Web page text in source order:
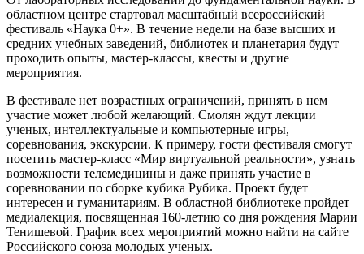
областном центре стартовал масштабный всероссийский
фестиваль «Наука 0+». В течение недели на базе высших и
средних учебных заведений, библиотек и планетария будут
проходить опыты, мастер-классы, квесты и другие
мероприятия.
В фестивале нет возрастных ограничений, принять в нем
участие может любой желающий. Смолян ждут лекции
ученых, интеллектуальные и компьютерные игры,
соревнования, экскурсии. К примеру, гости фестиваля смогут
посетить мастер-класс «Мир виртуальной реальности», узнать
возможности телемедицины и даже принять участие в
соревновании по сборке кубика Рубика. Проект будет
интересен и гуманитариям. В областной библиотеке пройдет
медиалекция, посвященная 160-летию со дня рождения Марии
Тенишевой. График всех мероприятий можно найти на сайте
Российского союза молодых ученых.